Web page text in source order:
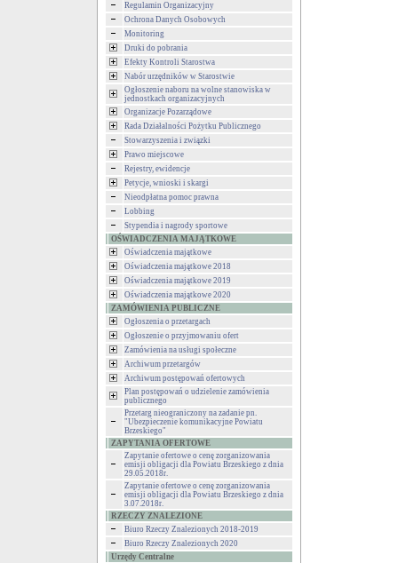
Regulamin Organizacyjny
Ochrona Danych Osobowych
Monitoring
Druki do pobrania
Efekty Kontroli Starostwa
Nabór urzędników w Starostwie
Ogłoszenie naboru na wolne stanowiska w
jednostkach organizacyjnych
Organizacje Pozarządowe
Rada Działalności Pożytku Publicznego
Stowarzyszenia i związki
Prawo miejscowe
Rejestry, ewidencje
Petycje, wnioski i skargi
Nieodpłatna pomoc prawna
Lobbing
Stypendia i nagrody sportowe
OŚWIADCZENIA MAJĄTKOWE
Oświadczenia majątkowe
Oświadczenia majątkowe 2018
Oświadczenia majątkowe 2019
Oświadczenia majątkowe 2020
ZAMÓWIENIA PUBLICZNE
Ogłoszenia o przetargach
Ogłoszenie o przyjmowaniu ofert
Zamówienia na usługi społeczne
Archiwum przetargów
Archiwum postępowań ofertowych
Plan postępowań o udzielenie zamówienia
publicznego
Przetarg nieograniczony na zadanie pn.
"Ubezpieczenie komunikacyjne Powiatu
Brzeskiego"
ZAPYTANIA OFERTOWE
Zapytanie ofertowe o cenę zorganizowania
emisji obligacji dla Powiatu Brzeskiego z dnia
29.05.2018r.
Zapytanie ofertowe o cenę zorganizowania
emisji obligacji dla Powiatu Brzeskiego z dnia
3.07.2018r.
RZECZY ZNALEZIONE
Biuro Rzeczy Znalezionych 2018-2019
Biuro Rzeczy Znalezionych 2020
Urzędy Centralne